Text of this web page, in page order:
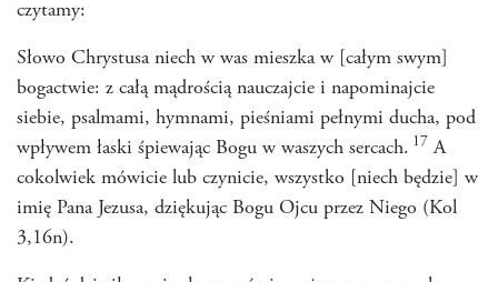
czytamy:
Słowo Chrystusa niech w was mieszka w [całym swym]
bogactwie: z całą mądrością nauczajcie i napominajcie
siebie, psalmami, hymnami, pieśniami pełnymi ducha, pod
wpływem łaski śpiewając Bogu w waszych sercach. 17 A
cokolwiek mówicie lub czynicie, wszystko [niech będzie] w
imię Pana Jezusa, dziękując Bogu Ojcu przez Niego (Kol
3,16n).